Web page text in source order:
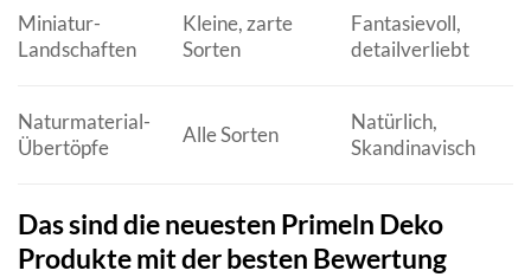
Miniatur-
Landschaften
Kleine, zarte
Sorten
Fantasievoll,
detailverliebt
Naturmaterial-
Übertöpfe
Alle Sorten
Natürlich,
Skandinavisch
Das sind die neuesten Primeln Deko
Produkte mit der besten Bewertung